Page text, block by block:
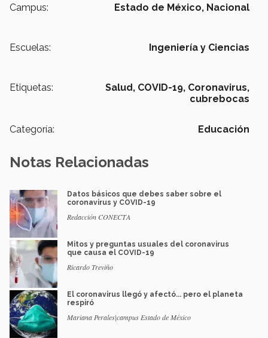
Campus: Estado de México, Nacional
Escuelas: Ingeniería y Ciencias
Etiquetas: Salud, COVID-19, Coronavirus,
cubrebocas
Categoría: Educación
Notas Relacionadas
Datos básicos que debes saber sobre el
coronavirus y COVID-19
Redacción CONECTA
Mitos y preguntas usuales del coronavirus
que causa el COVID-19
Ricardo Treviño
El coronavirus llegó y afectó... pero el planeta
respiró
Mariana Perales|campus Estado de México